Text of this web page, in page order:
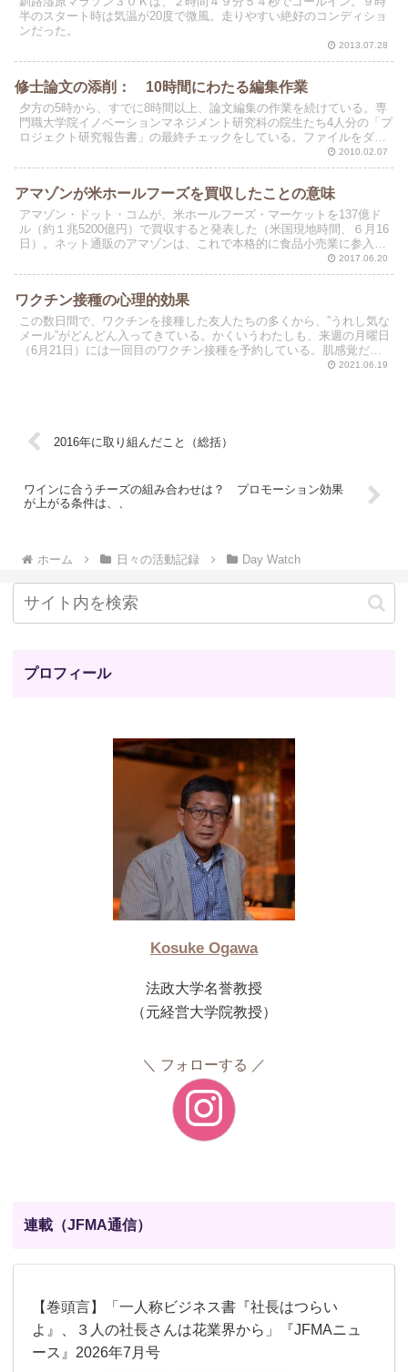
半のスタート時は気温が20度で微風。走りやすい絶好のコンディショ
ンだった。
2013.07.28
修士論文の添削： 10時間にわたる編集作業
夕方の5時から、すでに8時間以上、論文編集の作業を続けている。専
門職大学院イノベーションマネジメント研究科の院生たち4人分の「プ
ロジェクト研究報告書」の最終チェックをしている。ファイルをダウ
2010.02.07
アマゾンが米ホールフーズを買収したことの意味
アマゾン・ドット・コムが、米ホールフーズ・マーケットを137億ド
ル（約１兆5200億円）で買収すると発表した（米国現地時間、６月16
日）。ネット通販のアマゾンは、これで本格的に食品小売業に参入す
2017.06.20
ワクチン接種の心理的効果
この数日間で、ワクチンを接種した友人たちの多くから、”うれし気な
メール”がどんどん入ってきている。かくいうわたしも、来週の月曜日
（6月21日）には一回目のワクチン接種を予約している。肌感覚だ
2021.06.19
2016年に取り組んだこと（総括）
ワインに合うチーズの組み合わせは？ プロモーション効果
が上がる条件は、、
ホーム 日々の活動記録 Day Watch
プロフィール
Kosuke Ogawa
法政大学名誉教授
（元経営大学院教授）
フォローする
連載（JFMA通信）
【巻頭言】「一人称ビジネス書『社長はつらい
よ』、３人の社長さんは花業界から」『JFMAニュ
ース』2026年7月号